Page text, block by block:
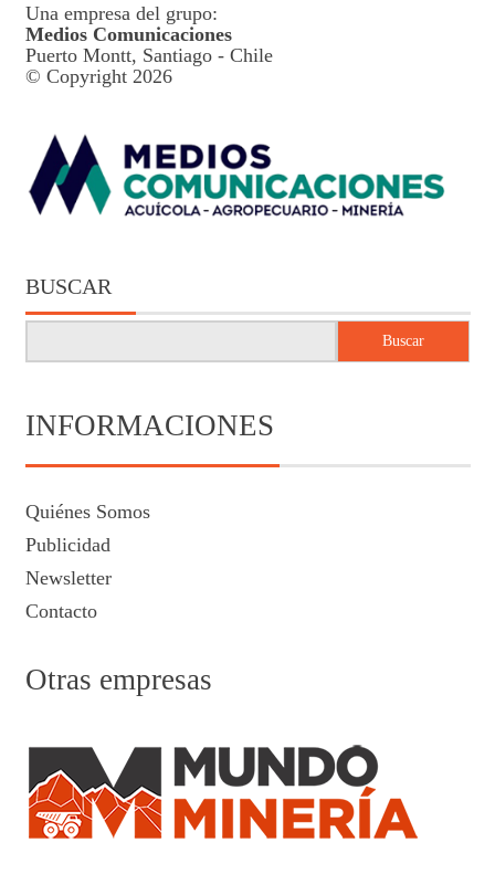
Una empresa del grupo:
Medios Comunicaciones
Puerto Montt, Santiago - Chile
© Copyright 2026
BUSCAR
Buscar
INFORMACIONES
Quiénes Somos
Publicidad
Newsletter
Contacto
Otras empresas